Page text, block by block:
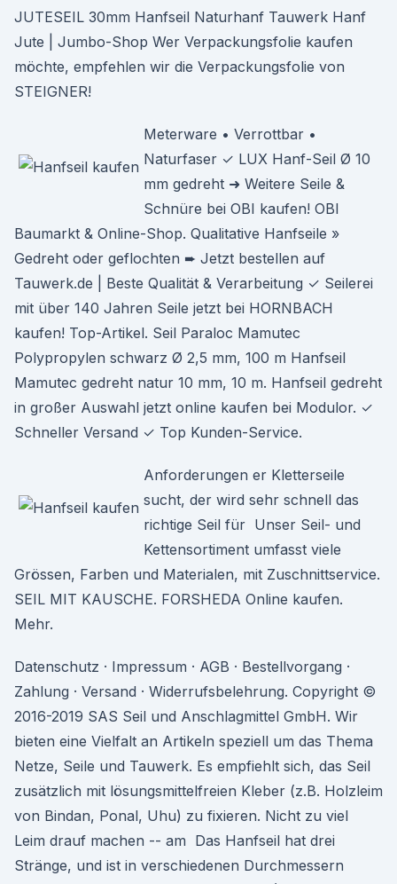
JUTESEIL 30mm Hanfseil Naturhanf Tauwerk Hanf
Jute | Jumbo-Shop Wer Verpackungsfolie kaufen
möchte, empfehlen wir die Verpackungsfolie von
STEIGNER!
Meterware • Verrottbar •
Naturfaser ✓ LUX Hanf-Seil Ø 10
mm gedreht ➜ Weitere Seile &
Schnüre bei OBI kaufen! OBI
Baumarkt & Online-Shop. Qualitative Hanfseile »
Gedreht oder geflochten ➨ Jetzt bestellen auf
Tauwerk.de | Beste Qualität & Verarbeitung ✓ Seilerei
mit über 140 Jahren Seile jetzt bei HORNBACH
kaufen! Top-Artikel. Seil Paraloc Mamutec
Polypropylen schwarz Ø 2,5 mm, 100 m Hanfseil
Mamutec gedreht natur 10 mm, 10 m. Hanfseil gedreht
in großer Auswahl jetzt online kaufen bei Modulor. ✓
Schneller Versand ✓ Top Kunden-Service.
Anforderungen er Kletterseile
sucht, der wird sehr schnell das
richtige Seil für Unser Seil- und
Kettensortiment umfasst viele
Grössen, Farben und Materialen, mit Zuschnittservice.
SEIL MIT KAUSCHE. FORSHEDA Online kaufen.
Mehr.
Datenschutz · Impressum · AGB · Bestellvorgang ·
Zahlung · Versand · Widerrufsbelehrung. Copyright ©
2016-2019 SAS Seil und Anschlagmittel GmbH. Wir
bieten eine Vielfalt an Artikeln speziell um das Thema
Netze, Seile und Tauwerk. Es empfiehlt sich, das Seil
zusätzlich mit lösungsmittelfreien Kleber (z.B. Holzleim
von Bindan, Ponal, Uhu) zu fixieren. Nicht zu viel
Leim drauf machen -- am Das Hanfseil hat drei
Stränge, und ist in verschiedenen Durchmessern